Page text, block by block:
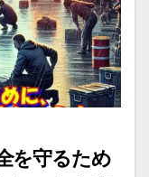
を守るため